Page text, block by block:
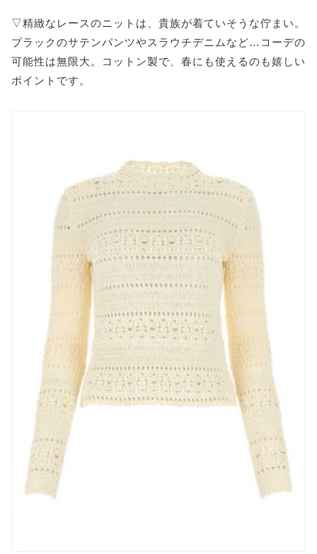
▽精緻なレースのニットは、貴族が着ていそうな佇まい。
ブラックのサテンパンツやスラウチデニムなど…コーデの
可能性は無限大。コットン製で、春にも使えるのも嬉しい
ポイントです。